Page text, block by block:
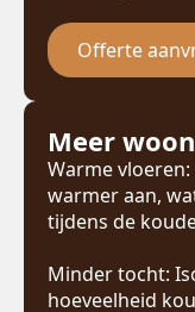
Offerte
Meer
Warme
warmer aan,
tijdens de
Minder tocht:
hoeveelheid